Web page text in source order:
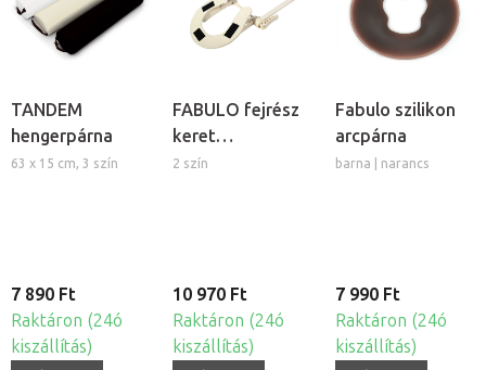
TANDEM
hengerpárna
63 x 15 cm, 3 szín
7 890 Ft
Raktáron (24ó
kiszállítás)
FABULO fejrész
keret
masszázságyhoz
2 szín
10 970 Ft
Raktáron (24ó
kiszállítás)
Fabulo szilikon
arcpárna
barna | narancs
7 990 Ft
Raktáron (24ó
kiszállítás)